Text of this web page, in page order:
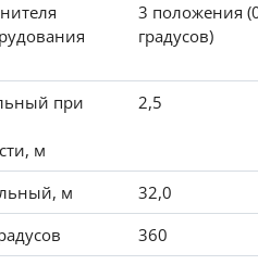
3 положения
градусов)
при
м
2,5
м
32,0
360